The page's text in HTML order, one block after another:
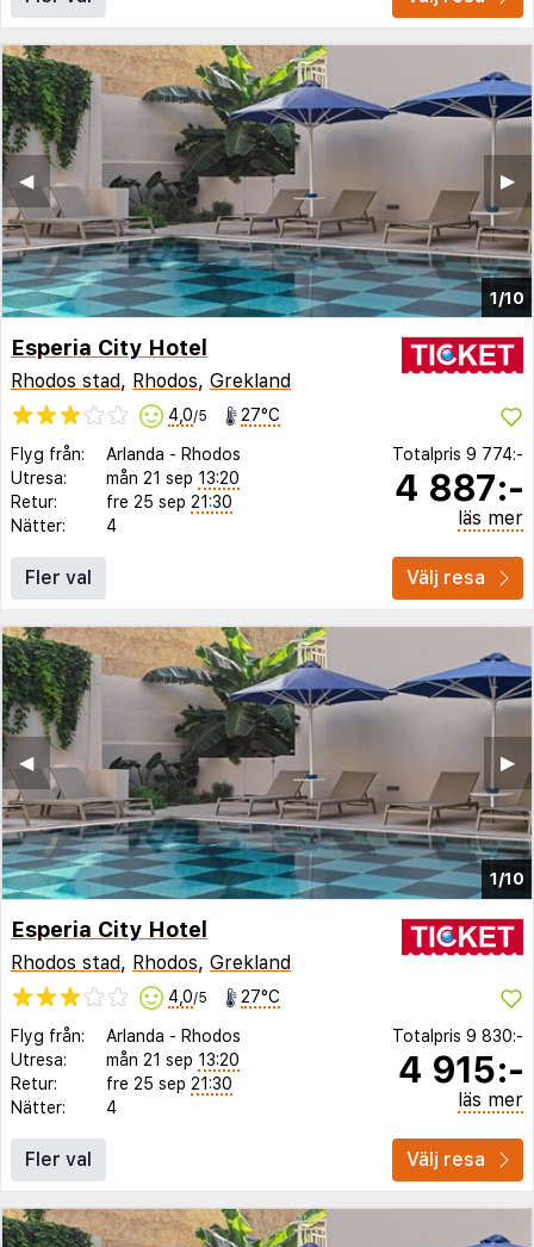
1/10
▶︎
◀︎
Esperia City Hotel
Rhodos stad, Rhodos, Grekland
4,0/5 27°C
Flyg från: Arlanda - Rhodos
Utresa:
mån 21 sep 13:20
Retur:
fre 25 sep 21:30
Nätter:
4
Totalpris 9 774:-
4 887:-
läs mer
Fler val Välj resa
1/10
▶︎
◀︎
Esperia City Hotel
Rhodos stad, Rhodos, Grekland
4,0/5 27°C
Flyg från: Arlanda - Rhodos
Utresa:
mån 21 sep 13:20
Retur:
fre 25 sep 21:30
Nätter:
4
Totalpris 9 830:-
4 915:-
läs mer
Fler val Välj resa